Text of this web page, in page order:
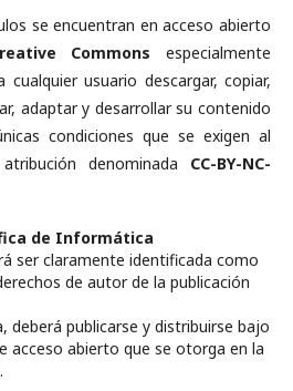
se encuentran en acceso abierto
Commons especialmente
usuario descargar, copiar,
adaptar y desarrollar su contenido
condiciones que se exigen al
denominada CC-BY-NC-
de Informática
ser claramente identificada como
de autor de la publicación
deberá publicarse y distribuirse bajo
acceso abierto que se otorga en la